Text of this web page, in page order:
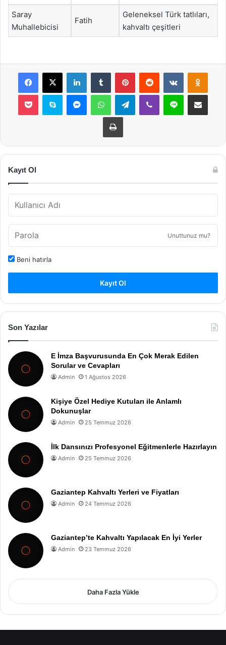
Saray
Muhallebicisi
Fatih
Geleneksel Türk tatlıları,
kahvaltı çeşitleri
Facebook
X LinkedInTumblr PinterestReddit VKontakte
Pocket Skype MessengerWhatsAppTelegramViber Line E-Posta ile
Yazdır
Kayıt Ol
Unuttunuz mu?
Beni hatırla
Kayıt Ol
Son Yazılar
E İmza Başvurusunda En Çok Merak Edilen
Sorular ve Cevapları
Admin 1 Ağustos 2026
Kişiye Özel Hediye Kutuları ile Anlamlı
Dokunuşlar
Admin 25 Temmuz 2026
İlk Dansınızı Profesyonel Eğitmenlerle Hazırlayın
Admin 25 Temmuz 2026
Gaziantep Kahvaltı Yerleri ve Fiyatları
Admin 24 Temmuz 2026
Gaziantep’te Kahvaltı Yapılacak En İyi Yerler
Admin 23 Temmuz 2026
Daha Fazla Yükle